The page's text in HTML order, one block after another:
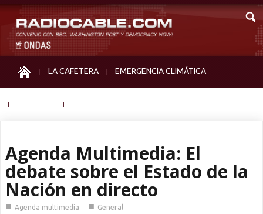
LA CAFETERA EMERGENCIA CLIMÁTICA
Agenda Multimedia: El
debate sobre el Estado de la
Nación en directo
■ Agenda multimedia ■ General